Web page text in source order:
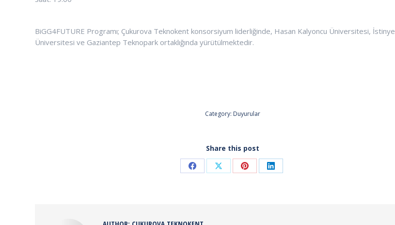
BiGG4FUTURE Programı; Çukurova Teknokent konsorsiyum liderliğinde, Hasan Kalyoncu Üniversitesi, İstinye
Üniversitesi ve Gaziantep Teknopark ortaklığında yürütülmektedir.
Category: Duyurular
Share this post
Share Share Share Share